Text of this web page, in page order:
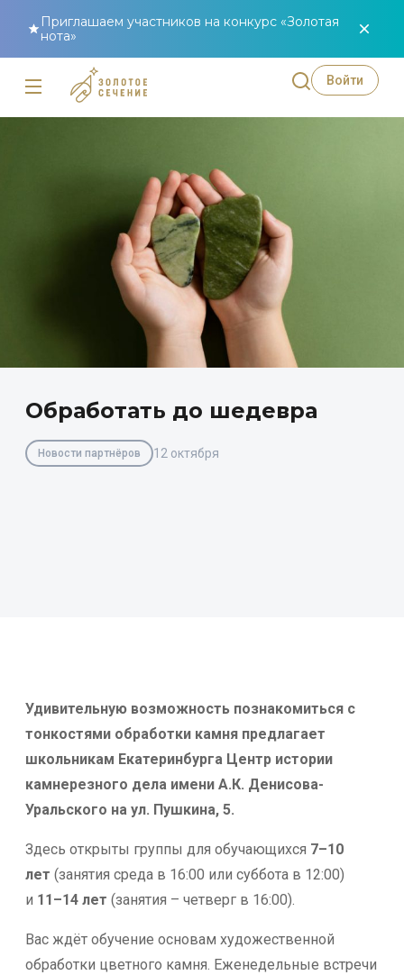
Приглашаем участников на конкурс «Золотая
нота»
Войти
Обработать до шедевра
Новости партнёров 12 октября
Удивительную возможность познакомиться с
тонкостями обработки камня предлагает
школьникам Екатеринбурга Центр истории
камнерезного дела имени А.К. Денисова-
Уральского на ул. Пушкина, 5.
Здесь открыты группы для обучающихся 7–10
лет (занятия среда в 16:00 или суббота в 12:00)
и 11–14 лет (занятия – четверг в 16:00).
Вас ждёт обучение основам художественной
обработки цветного камня. Еженедельные встречи